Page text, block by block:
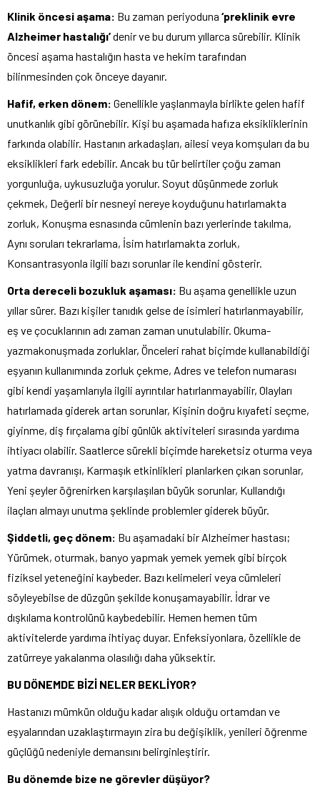
Klinik öncesi aşama: Bu zaman periyoduna ‘preklinik evre
Alzheimer hastalığı’denir ve bu durum yıllarca sürebilir. Klinik
öncesi aşama hastalığın hasta ve hekim tarafından
bilinmesinden çok önceye dayanır.
Hafif, erken dönem: Genellikle yaşlanmayla birlikte gelen hafif
unutkanlık gibi görünebilir. Kişi bu aşamada hafıza eksikliklerinin
farkında olabilir. Hastanın arkadaşları, ailesi veya komşuları da bu
eksiklikleri fark edebilir. Ancak bu tür belirtiler çoğu zaman
yorgunluğa, uykusuzluğa yorulur. Soyut düşünmede zorluk
çekmek, Değerli bir nesneyi nereye koyduğunu hatırlamakta
zorluk, Konuşma esnasında cümlenin bazı yerlerinde takılma,
Aynı soruları tekrarlama, İsim hatırlamakta zorluk,
Konsantrasyonla ilgili bazı sorunlar ile kendini gösterir.
Orta dereceli bozukluk aşaması: Bu aşama genellikle uzun
yıllar sürer. Bazı kişiler tanıdık gelse de isimleri hatırlanmayabilir,
eş ve çocuklarının adı zaman zaman unutulabilir. Okuma-
yazmakonuşmada zorluklar, Önceleri rahat biçimde kullanabildiği
eşyanın kullanımında zorluk çekme, Adres ve telefon numarası
gibi kendi yaşamlarıyla ilgili ayrıntılar hatırlanmayabilir, Olayları
hatırlamada giderek artan sorunlar, Kişinin doğru kıyafeti seçme,
giyinme, diş fırçalama gibi günlük aktiviteleri sırasında yardıma
ihtiyacı olabilir. Saatlerce sürekli biçimde hareketsiz oturma veya
yatma davranışı, Karmaşık etkinlikleri planlarken çıkan sorunlar,
Yeni şeyler öğrenirken karşılaşılan büyük sorunlar, Kullandığı
ilaçları almayı unutma şeklinde problemler giderek büyür.
Şiddetli, geç dönem: Bu aşamadaki bir Alzheimer hastası;
Yürümek, oturmak, banyo yapmak yemek yemek gibi birçok
fiziksel yeteneğini kaybeder. Bazı kelimeleri veya cümleleri
söyleyebilse de düzgün şekilde konuşamayabilir. İdrar ve
dışkılama kontrolünü kaybedebilir. Hemen hemen tüm
aktivitelerde yardıma ihtiyaç duyar. Enfeksiyonlara, özellikle de
zatürreye yakalanma olasılığı daha yüksektir.
BU DÖNEMDE BİZİ NELER BEKLİYOR?
Hastanızı mümkün olduğu kadar alışık olduğu ortamdan ve
eşyalarından uzaklaştırmayın zira bu değişiklik, yenileri öğrenme
güçlüğü nedeniyle demansını belirginleştirir.
Bu dönemde bize ne görevler düşüyor?